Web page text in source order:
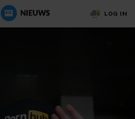
LOG IN